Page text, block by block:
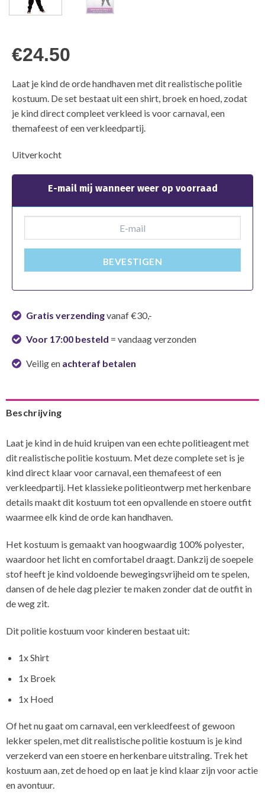
€24.50
Laat je kind de orde handhaven met dit realistische politie
kostuum. De set bestaat uit een shirt, broek en hoed, zodat
je kind direct compleet verkleed is voor carnaval, een
themafeest of een verkleedpartij.
Uitverkocht
E-mail mij wanneer weer op voorraad
BEVESTIGEN
Gratis verzendingvanaf €30,-
Voor 17:00 besteld = vandaag verzonden
Veilig en achteraf betalen
Beschrijving
Laat je kind in de huid kruipen van een echte politieagent met
dit realistische politie kostuum. Met deze complete set is je
kind direct klaar voor carnaval, een themafeest of een
verkleedpartij. Het klassieke politieontwerp met herkenbare
details maakt dit kostuum tot een opvallende en stoere outfit
waarmee elk kind de orde kan handhaven.
Het kostuum is gemaakt van hoogwaardig 100% polyester,
waardoor het licht en comfortabel draagt. Dankzij de soepele
stof heeft je kind voldoende bewegingsvrijheid om te spelen,
dansen of de hele dag plezier te maken zonder dat de outfit in
de weg zit.
Dit politie kostuum voor kinderen bestaat uit:
1x Shirt
1x Broek
1x Hoed
Of het nu gaat om carnaval, een verkleedfeest of gewoon
lekker spelen, met dit realistische politie kostuum is je kind
verzekerd van een stoere en herkenbare uitstraling. Trek het
kostuum aan, zet de hoed op en laat je kind klaar zijn voor actie
en avontuur.